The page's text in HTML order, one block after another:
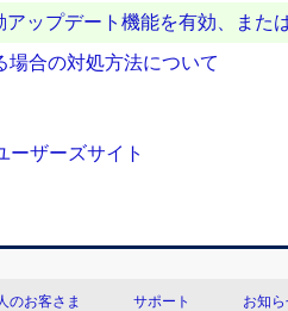
アップデート機能を有効、また
場合の対処方法について
のお客さま サポート お知